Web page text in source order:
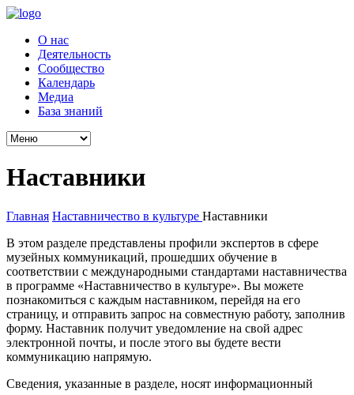
О нас
Деятельность
Сообщество
Календарь
Медиа
База знаний
Наставники
Главная Наставничество в культуре Наставники
В этом разделе представлены профили экспертов в сфере
музейных коммуникаций, прошедших обучение в
соответствии с международными стандартами наставничества
в программе «Наставничество в культуре». Вы можете
познакомиться с каждым наставником, перейдя на его
страницу, и отправить запрос на совместную работу, заполнив
форму. Наставник получит уведомление на свой адрес
электронной почты, и после этого вы будете вести
коммуникацию напрямую.
Сведения, указанные в разделе, носят информационный